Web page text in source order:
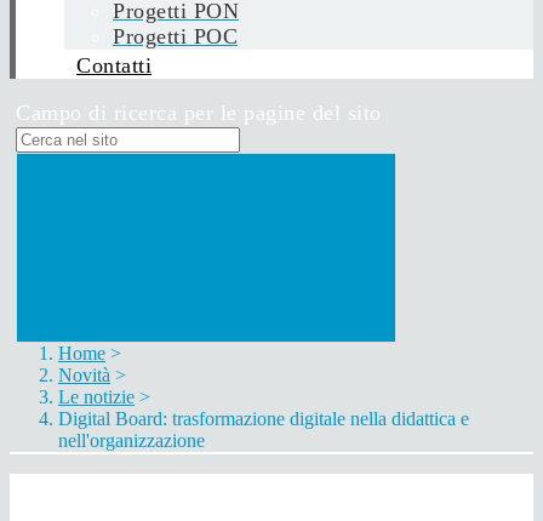
Progetti PON
Progetti POC
Contatti
Campo di ricerca per le pagine del sito
Home >
Novità >
Le notizie >
Digital Board: trasformazione digitale nella didattica e
nell'organizzazione